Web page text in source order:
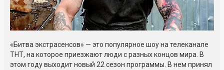
«Битва экстрасенсов» — это популярное шоу на телеканале
ТНТ, на которое приезжают люди с разных концов мира. В
этом году выходит новый 22 сезон программы. В нем принял